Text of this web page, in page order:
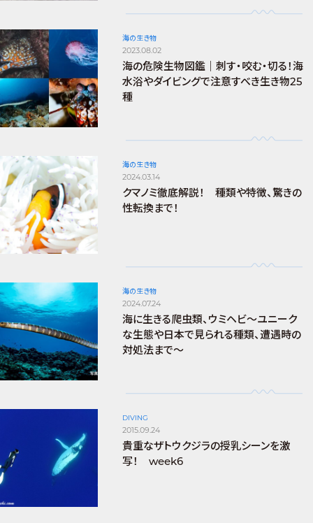
海の生き物
2023.08.02
海の危険生物図鑑｜刺す・咬む・切る！海
水浴やダイビングで注意すべき生き物25
種
海の生き物
2024.03.14
クマノミ徹底解説！ 種類や特徴、驚きの
性転換まで！
海の生き物
2024.07.24
海に生きる爬虫類、ウミヘビ～ユニーク
な生態や日本で見られる種類、遭遇時の
対処法まで～
DIVING
2015.09.24
貴重なザトウクジラの授乳シーンを激
写！ week6